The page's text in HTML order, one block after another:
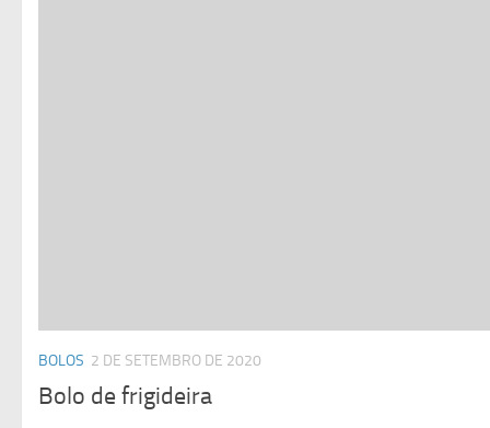
BOLOS 2 DE SETEMBRO DE 2020
Bolo de frigideira